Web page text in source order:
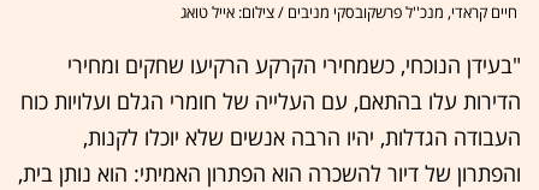
חיים קראדי, מנכ''ל פרשקובסקי מניבים / צילום: אייל טואג
"בעידן הנוכחי, כשמחירי הקרקע הרקיעו שחקים ומחירי
הדירות עלו בהתאם, עם העלייה של חומרי הגלם ועלויות כוח
העבודה הגדלות, יהיו הרבה אנשים שלא יוכלו לקנות,
והפתרון של דיור להשכרה הוא הפתרון האמיתי: הוא נותן בית,